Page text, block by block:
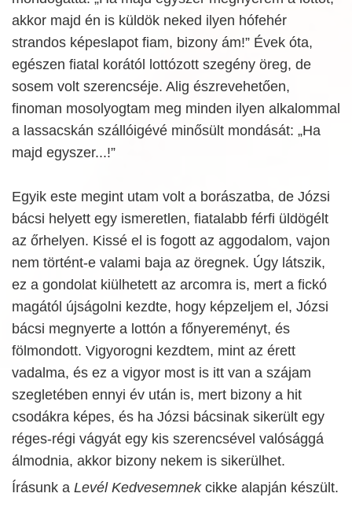
akkor majd én is küldök neked ilyen hófehér
strandos képeslapot fiam, bizony ám!” Évek óta,
egészen fiatal korától lottózott szegény öreg, de
sosem volt szerencséje. Alig észrevehetően,
finoman mosolyogtam meg minden ilyen alkalommal
a lassacskán szállóigévé minősült mondását: „Ha
majd egyszer...!”
Egyik este megint utam volt a borászatba, de Józsi
bácsi helyett egy ismeretlen, fiatalabb férfi üldögélt
az őrhelyen. Kissé el is fogott az aggodalom, vajon
nem történt-e valami baja az öregnek. Úgy látszik,
ez a gondolat kiülhetett az arcomra is, mert a fickó
magától újságolni kezdte, hogy képzeljem el, Józsi
bácsi megnyerte a lottón a főnyereményt, és
fölmondott. Vigyorogni kezdtem, mint az érett
vadalma, és ez a vigyor most is itt van a szájam
szegletében ennyi év után is, mert bizony a hit
csodákra képes, és ha Józsi bácsinak sikerült egy
réges-régi vágyát egy kis szerencsével valósággá
álmodnia, akkor bizony nekem is sikerülhet.
Írásunk a Levél Kedvesemnekcikke alapján készült.